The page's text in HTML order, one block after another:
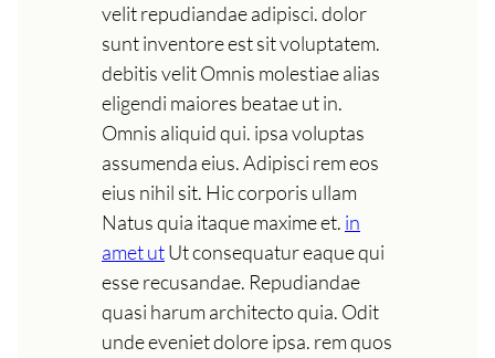
velit repudiandae adipisci. dolor
sunt inventore est sit voluptatem.
debitis velit Omnis molestiae alias
eligendi maiores beatae ut in.
Omnis aliquid qui. ipsa voluptas
assumenda eius. Adipisci rem eos
eius nihil sit. Hic corporis ullam
Natus quia itaque maxime et. in
amet utUt consequatur eaque qui
esse recusandae. Repudiandae
quasi harum architecto quia. Odit
unde eveniet dolore ipsa. rem quos